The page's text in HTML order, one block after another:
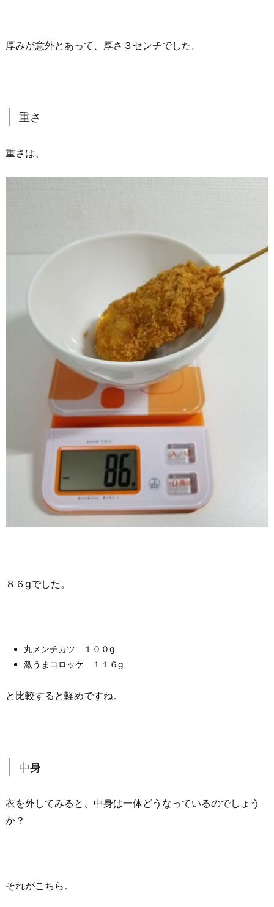
厚みが意外とあって、厚さ３センチでした。
重さ
重さは、
８６gでした。
丸メンチカツ １００g
激うまコロッケ １１６g
と比較すると軽めですね。
中身
衣を外してみると、中身は一体どうなっているのでしょう
か？
それがこちら。